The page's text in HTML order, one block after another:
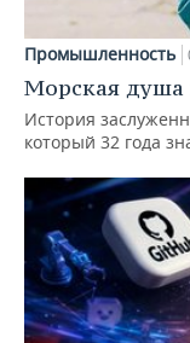
Промышленность
Морская душа
История
который 32 года